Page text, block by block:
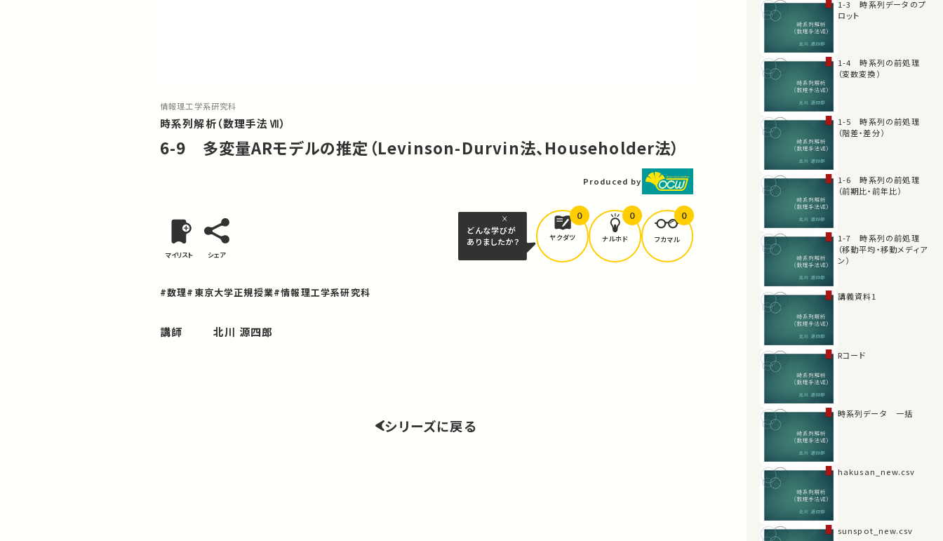
情報理工学系研究科
時系列解析（数理手法Ⅶ）
6-9 多変量ARモデルの推定（Levinson-Durvin法、Householder法）
Produced by
マイリスト シェア
どんな学びが
ありましたか？
ヤクダツ
0
ナルホド
0
フカマル
0
#数理#東京大学正規授業#情報理工学系研究科
講師 北川 源四郎
シリーズに戻る
1-3 時系列データのプ
ロット
1-4 時系列の前処理
（変数変換）
1-5 時系列の前処理
（階差・差分）
1-6 時系列の前処理
（前期比・前年比）
1-7 時系列の前処理
（移動平均・移動メディア
ン）
講義資料1
Rコード
時系列データ 一括
hakusan_new.csv
sunspot_new.csv